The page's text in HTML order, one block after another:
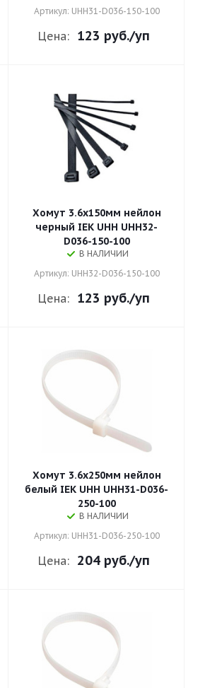
Артикул: UHH31-D036-150-100
Цена: 123 руб./уп
Хомут 3.6х150мм нейлон
черный IEK UHH UHH32-
D036-150-100
В НАЛИЧИИ
Артикул: UHH32-D036-150-100
Цена: 123 руб./уп
Хомут 3.6х250мм нейлон
белый IEK UHH UHH31-D036-
250-100
В НАЛИЧИИ
Артикул: UHH31-D036-250-100
Цена: 204 руб./уп